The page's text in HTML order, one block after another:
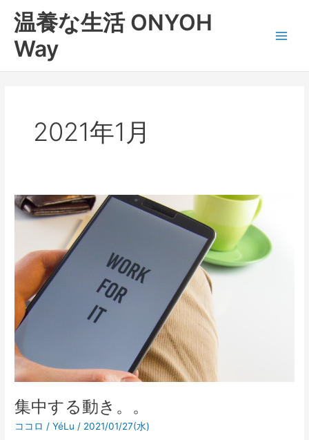
温養な生活 ONYOH
Way
2021年1月
集中する動き。。
ココロ /YéLu/ 2021/01/27(水)
集
中
動
き。。